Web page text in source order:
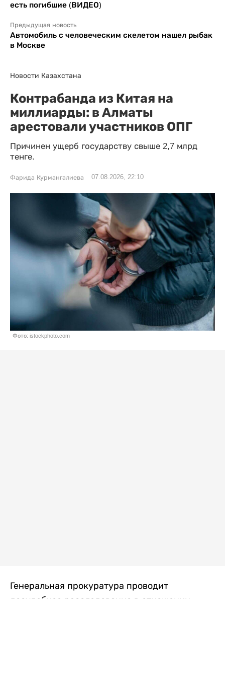
есть погибшие (ВИДЕО)
Предыдущая новость
Автомобиль с человеческим скелетом нашел рыбак
в Москве
Новости Казахстана
Контрабанда из Китая на
миллиарды: в Алматы
арестовали участников ОПГ
Причинен ущерб государству свыше 2,7 млрд
тенге.
Фарида Курмангалиева 07.08.2026, 22:10
Фото: istockphoto.com
Генеральная прокуратура проводит
досудебное расследование в отношении